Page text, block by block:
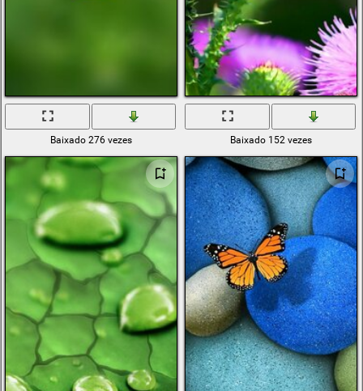
Baixado 276 vezes Baixado 152 vezes